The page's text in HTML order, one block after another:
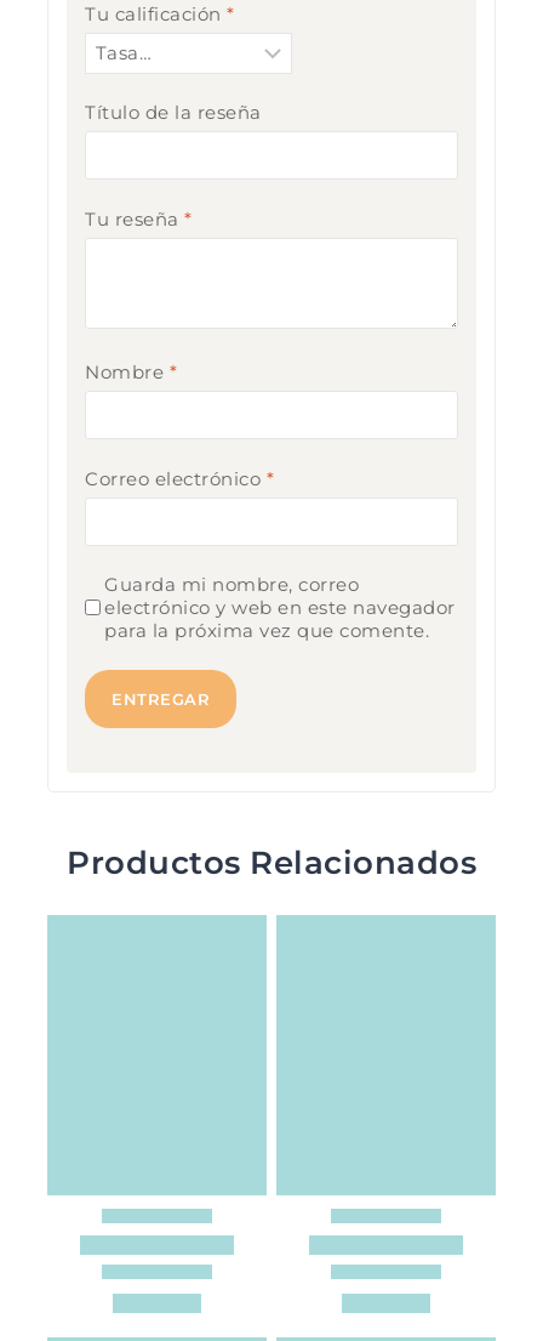
Tu calificación *
Título de la reseña
Tu reseña *
Nombre *
Correo electrónico *
Guarda mi nombre, correo
electrónico y web en este navegador
para la próxima vez que comente.
Productos Relacionados